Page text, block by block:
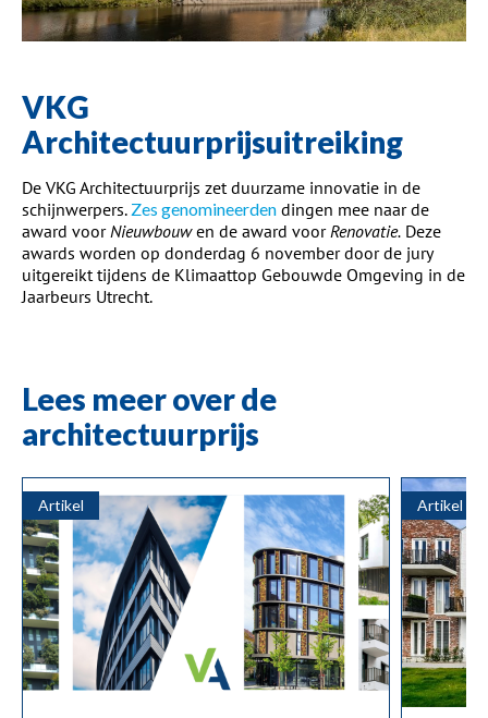
VKG
Architectuurprijsuitreiking
De VKG Architectuurprijs zet duurzame innovatie in de
schijnwerpers. Zes genomineerden dingen mee naar de
award voorNieuwbouwen de award voorRenovatie. Deze
awards worden op donderdag 6 november door de jury
uitgereikt tijdens de Klimaattop Gebouwde Omgeving in de
Jaarbeurs Utrecht.
Lees meer over de
architectuurprijs
Artikel Artikel